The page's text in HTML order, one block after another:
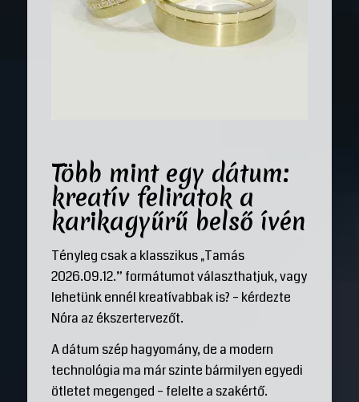
Több mint egy dátum:
kreatív feliratok a
karikagyűrű belső ívén
Tényleg csak a klasszikus „Tamás
2026.09.12.” formátumot választhatjuk, vagy
lehetünk ennél kreatívabbak is? – kérdezte
Nóra az ékszertervezőt.
A dátum szép hagyomány, de a modern
technológia ma már szinte bármilyen egyedi
ötletet megenged – felelte a szakértő.